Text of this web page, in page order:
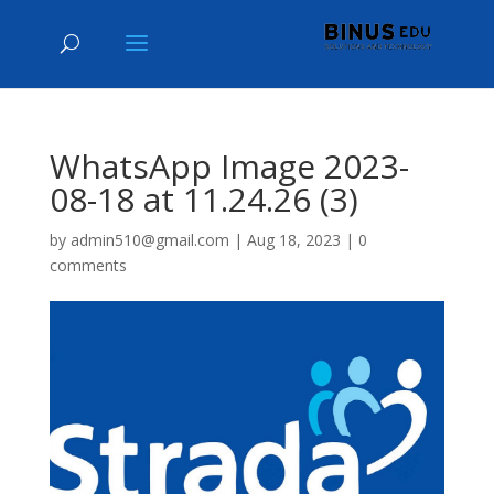
WhatsApp Image 2023-
08-18 at 11.24.26 (3)
by admin510@gmail.com | Aug 18, 2023 | 0
comments